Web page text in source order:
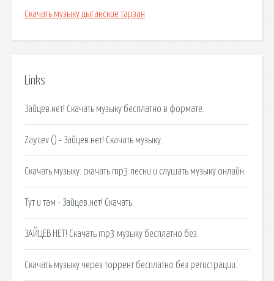
Скачать музыку цыганские тарзан
Links
Зайцев.нет! Скачать музыку бесплатно в формате.
Zaycev () - Зайцев.нет! Скачать музыку.
Скачать музыку: скачать mp3 песни и слушать музыку онлайн.
Тут и там - Зайцев.нет! Скачать.
ЗАЙЦЕВ НЕТ! Скачать mp3 музыку бесплатно без.
Скачать музыку через торрент бесплатно без регистрации.